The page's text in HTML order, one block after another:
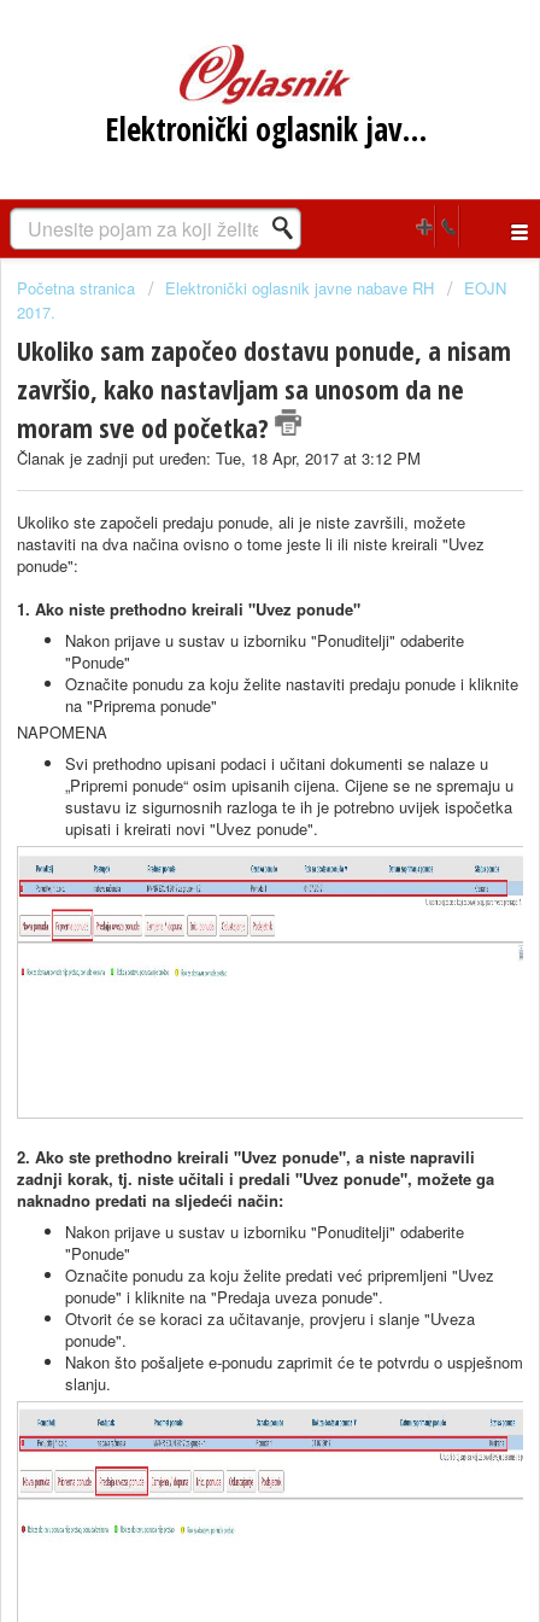
Elektronički oglasnik javne nabave RH
Početna stranica Elektronički oglasnik javne nabave RH
EOJN
2017.
Ukoliko sam započeo dostavu ponude, a nisam
završio, kako nastavljam sa unosom da ne
moram sve od početka?
Članak je zadnji put uređen: Tue, 18 Apr, 2017 at 3:12 PM
Ukoliko ste započeli predaju ponude, ali je niste završili, možete
nastaviti na dva načina ovisno o tome jeste li ili niste kreirali "Uvez
ponude":
1. Ako niste prethodno kreirali "Uvez ponude"
Nakon prijave u sustav u izborniku "Ponuditelji" odaberite
"Ponude"
Označite ponudu za koju želite nastaviti predaju ponude i kliknite
na "Priprema ponude"
NAPOMENA
Svi prethodno upisani podaci i učitani dokumenti se nalaze u
„Pripremi ponude“ osim upisanih cijena. Cijene se ne spremaju u
sustavu iz sigurnosnih razloga te ih je potrebno uvijek ispočetka
upisati i kreirati novi "Uvez ponude".
2. Ako ste prethodno kreirali "Uvez ponude", a niste napravili
zadnji korak, tj. niste učitali i predali "Uvez ponude", možete ga
naknadno predati na sljedeći način:
Nakon prijave u sustav u izborniku "Ponuditelji" odaberite
"Ponude"
Označite ponudu za koju želite predati već pripremljeni "Uvez
ponude" i kliknite na "Predaja uveza ponude".
Otvorit će se koraci za učitavanje, provjeru i slanje "Uveza
ponude".
Nakon što pošaljete e-ponudu zaprimit će te potvrdu o uspješnom
slanju.